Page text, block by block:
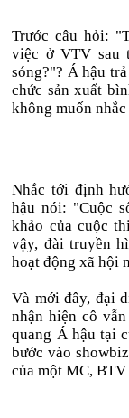
Trước câu hỏi:
việc ở VTV sau
sóng?"? Á hậu
chức sản xuất
không muốn
Nhắc tới định
hậu nói: "Cuộc
khảo của cuộc
vậy, đài truyền
hoạt động xã hội
Và mới đây, đại
nhận hiện cô
quang Á hậu tại
bước vào
của một MC,